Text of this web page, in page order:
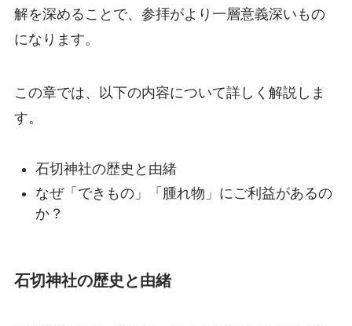
解を深めることで、参拝がより一層意義深いもの
になります。
この章では、以下の内容について詳しく解説しま
す。
石切神社の歴史と由緒
なぜ「できもの」「腫れ物」にご利益があるの
か？
石切神社の歴史と由緒